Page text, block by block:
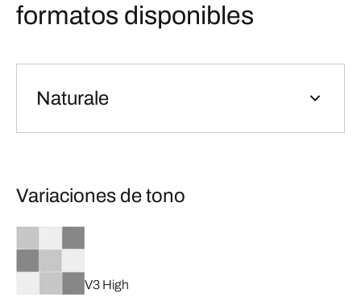
formatos disponibles
Naturale
Variaciones de tono
V3 High